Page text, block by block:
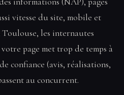
vitesse du site, mobile et
les internautes
page met trop de temps à
confiance (avis, réalisations,
au concurrent.